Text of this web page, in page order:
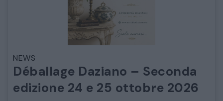
NEWS
Déballage Daziano – Seconda
edizione 24 e 25 ottobre 2026